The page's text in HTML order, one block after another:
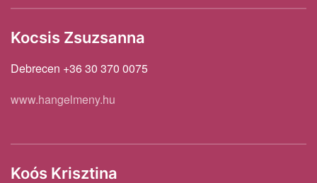
Kocsis Zsuzsanna
Debrecen +36 30 370 0075
www.hangelmeny.hu
Koós Krisztina